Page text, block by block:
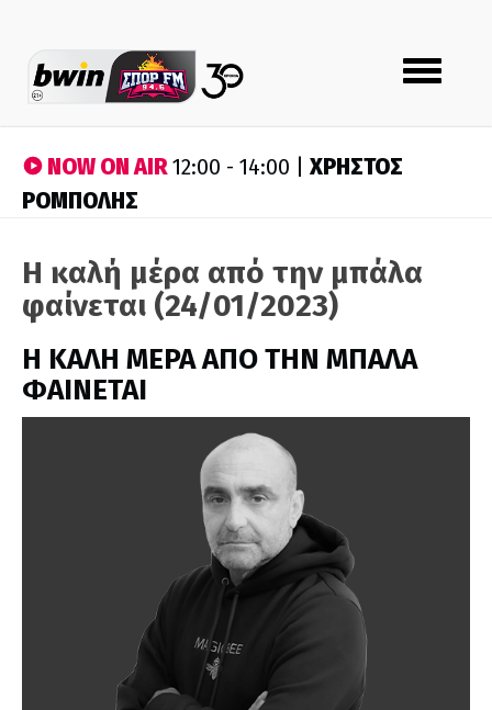
Toggle
navigation
NOW ON AIR12:00 - 14:00 | ΧΡΗΣΤΟΣ
ΡΟΜΠΟΛΗΣ
Η καλή μέρα από την μπάλα
φαίνεται (24/01/2023)
H ΚΑΛΗ ΜΕΡΑ ΑΠΟ ΤΗΝ ΜΠΑΛΑ
ΦΑΙΝΕΤΑΙ